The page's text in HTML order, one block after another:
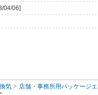
04/06]
気 店舗・事務所用パッケージ